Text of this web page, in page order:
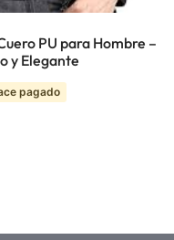
PU para Hombre –
y Elegante
pagado